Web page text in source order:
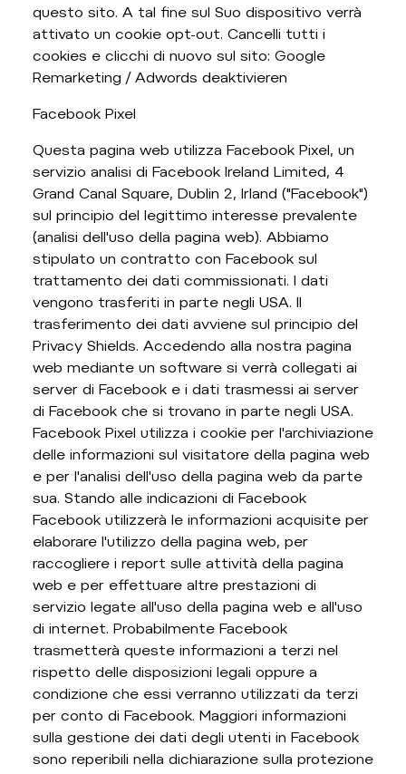
questo sito. A tal fine sul Suo dispositivo verrà
attivato un cookie opt-out. Cancelli tutti i
cookies e clicchi di nuovo sul sito: Google
Remarketing / Adwords deaktivieren
Facebook Pixel
Questa pagina web utilizza Facebook Pixel, un
servizio analisi di Facebook Ireland Limited, 4
Grand Canal Square, Dublin 2, Irland ("Facebook")
sul principio del legittimo interesse prevalente
(analisi dell'uso della pagina web). Abbiamo
stipulato un contratto con Facebook sul
trattamento dei dati commissionati. I dati
vengono trasferiti in parte negli USA. Il
trasferimento dei dati avviene sul principio del
Privacy Shields. Accedendo alla nostra pagina
web mediante un software si verrà collegati ai
server di Facebook e i dati trasmessi ai server
di Facebook che si trovano in parte negli USA.
Facebook Pixel utilizza i cookie per l'archiviazione
delle informazioni sul visitatore della pagina web
e per l'analisi dell'uso della pagina web da parte
sua. Stando alle indicazioni di Facebook
Facebook utilizzerà le informazioni acquisite per
elaborare l'utilizzo della pagina web, per
raccogliere i report sulle attività della pagina
web e per effettuare altre prestazioni di
servizio legate all'uso della pagina web e all'uso
di internet. Probabilmente Facebook
trasmetterà queste informazioni a terzi nel
rispetto delle disposizioni legali oppure a
condizione che essi verranno utilizzati da terzi
per conto di Facebook. Maggiori informazioni
sulla gestione dei dati degli utenti in Facebook
sono reperibili nella dichiarazione sulla protezione